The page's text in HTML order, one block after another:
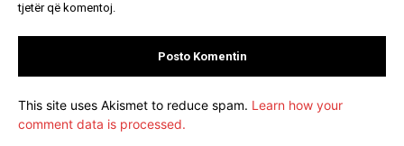
tjetër që komentoj.
This site uses Akismet to reduce spam. Learn how your
comment data is processed.